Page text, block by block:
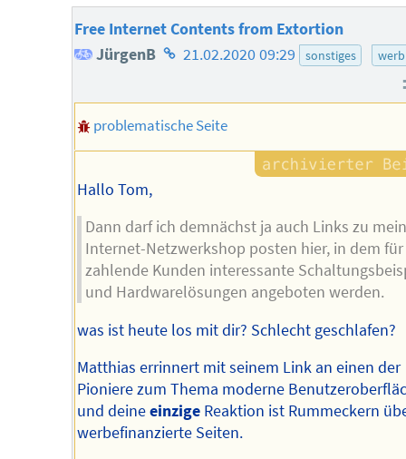
Free Internet Contents from Extortion
JürgenB Homepage
Autors
21.02.2020 09:29 sonstiges
problematische Seite
Hallo Tom,
Dann darf ich demnächst ja auch Links zu
Internet-Netzwerkshop posten hier, in dem für
zahlende Kunden interessante
und Hardwarelösungen angeboten werden.
was ist heute los mit dir? Schlecht geschlafen?
Matthias errinnert mit seinem Link an einen der
Pioniere zum Thema moderne
und deineeinzigeReaktion ist Rummeckern
werbefinanzierte Seiten.